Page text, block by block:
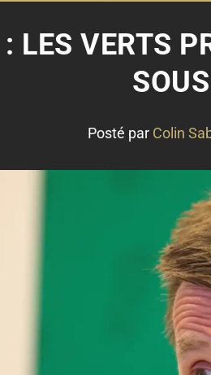
LES VERTS
Posté par Colin